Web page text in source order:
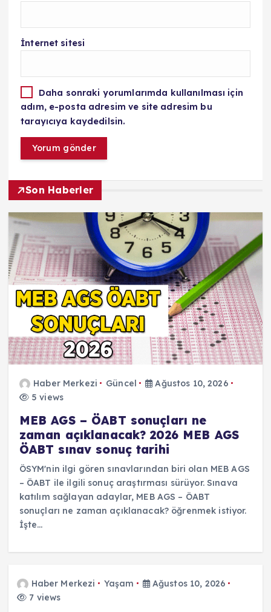
İnternet sitesi
Daha sonraki yorumlarımda kullanılması için
adım, e-posta adresim ve site adresim bu
tarayıcıya kaydedilsin.
Son Haberler
Haber Merkezi Güncel
Ağustos 10, 2026
5 views
MEB AGS – ÖABT sonuçları ne
zaman açıklanacak? 2026 MEB AGS
ÖABT sınav sonuç tarihi
ÖSYM'nin ilgi gören sınavlarından biri olan MEB AGS
– ÖABT ile ilgili sonuç araştırması sürüyor. Sınava
katılım sağlayan adaylar, MEB AGS – ÖABT
sonuçları ne zaman açıklanacak? öğrenmek istiyor.
İşte…
Haber Merkezi Yaşam
Ağustos 10, 2026
7 views